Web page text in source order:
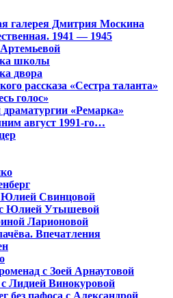
галерея Дмитрия Москина
1941 — 1945
школы
двора
рассказа «Сестра таланта»
голос»
«Ремарка»
август 1991-го…
Юлией Свинцовой
с Юлией Утышевой
Ларионовой
Впечатления
с Зоей Арнаутовой
Лидией Винокуровой